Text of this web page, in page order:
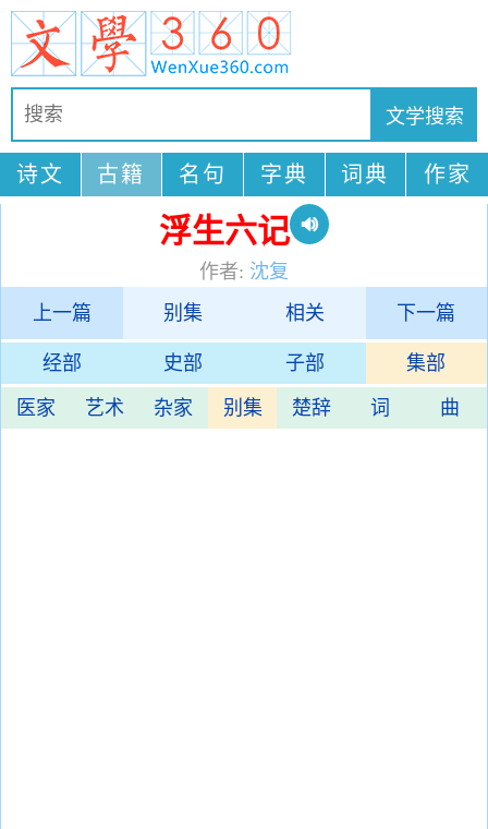
诗文 古籍 名句 字典 词典 作家
浮生六记
作者: 沈复
上一篇
别集 相关 下一篇
经部 史部 子部 集部
医家 艺术 杂家 别集 楚辞 词 曲